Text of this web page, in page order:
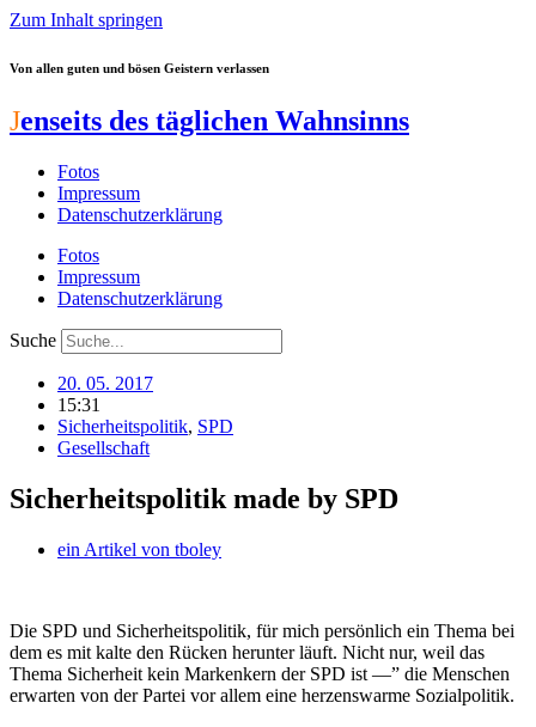
Zum Inhalt springen
Von allen guten und bösen Geistern verlassen
Jenseits des täglichen Wahnsinns
Fotos
Impressum
Datenschutzerklärung
Fotos
Impressum
Datenschutzerklärung
Suche
20. 05. 2017
15:31
Sicherheitspolitik, SPD
Gesellschaft
Sicherheitspolitik made by SPD
ein Artikel von tboley
Die SPD und Sicherheitspolitik, für mich persönlich ein Thema bei
dem es mit kalte den Rücken herunter läuft. Nicht nur, weil das
Thema Sicherheit kein Markenkern der SPD ist —” die Menschen
erwarten von der Partei vor allem eine herzenswarme Sozialpolitik.